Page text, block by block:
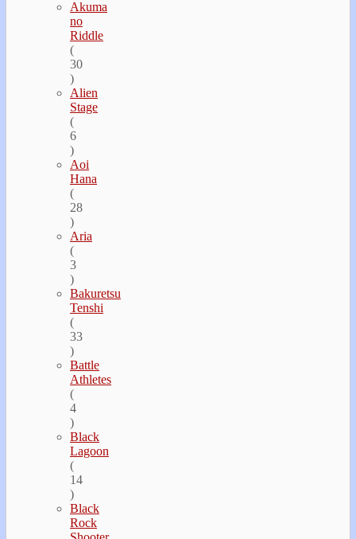
Akuma
no
Riddle
(
30
)
Alien
Stage
(
6
)
Aoi
Hana
(
28
)
Aria
(
3
)
Bakuretsu
Tenshi
(
33
)
Battle
Athletes
(
4
)
Black
Lagoon
(
14
)
Black
Rock